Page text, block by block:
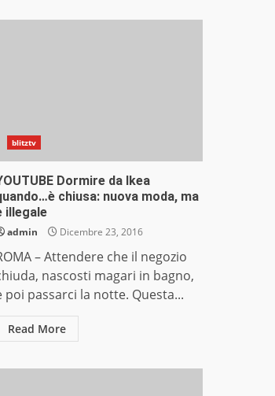
blitztv
Dormire da Ikea
chiusa: nuova moda, ma
illegale
admin Dicembre 23, 2016
– Attendere che il negozio
nascosti magari in bagno,
poi passarci la notte. Questa...
Read More